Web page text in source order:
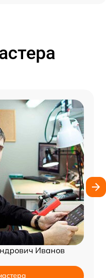
Иванов